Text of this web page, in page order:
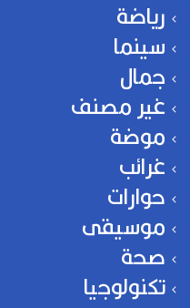
رياضة
سينما
جمال
غير مصنف
موضة
غرائب
حوارات
موسيقى
صحة
تكنولوجيا